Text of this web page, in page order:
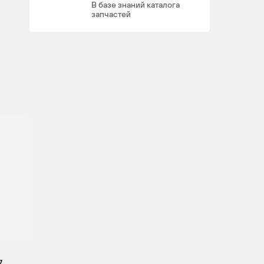
В базе знаний каталога
запчастей